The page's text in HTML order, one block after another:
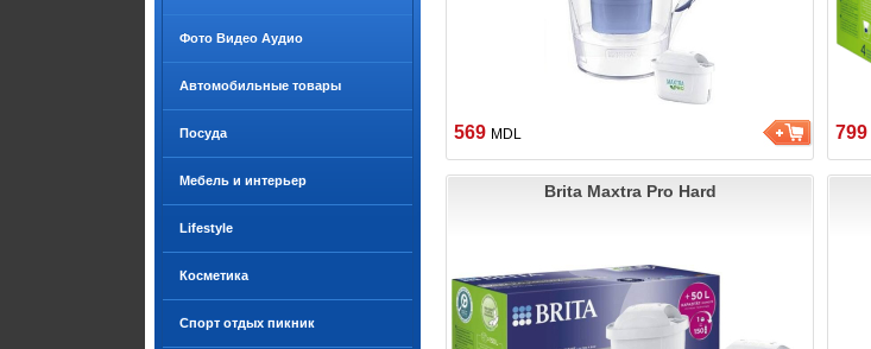
Фото Видео Аудио
Автомобильные товары
Посуда
Мебель и интерьер
Lifestyle
Косметика
Спорт отдых пикник
569 MDL 799
Brita Maxtra Pro Hard